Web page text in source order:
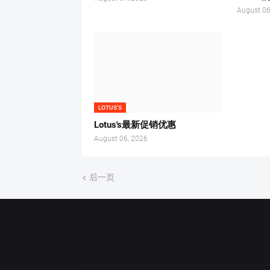
August
LOTUS'S
Lotus's最新促销优惠
August 06, 2026
后一页